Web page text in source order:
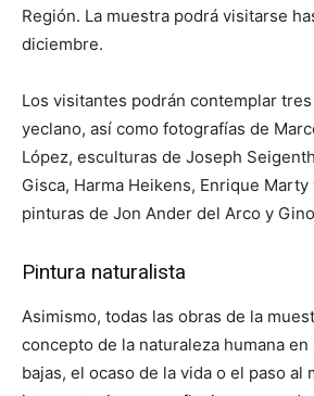
Región. La muestra podrá visitarse
diciembre.
Los visitantes podrán contemplar
yeclano, así como fotografías de
López, esculturas de Joseph
Gisca, Harma Heikens, Enrique
pinturas de Jon Ander del Arco y
Pintura naturalista
Asimismo, todas las obras de la
concepto de la naturaleza humana en
bajas, el ocaso de la vida o el paso al